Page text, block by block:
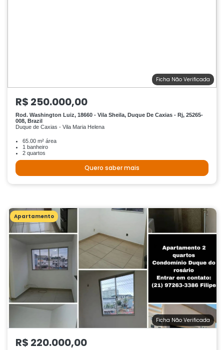
Ficha Não Verificada
R$ 250.000,00
Rod. Washington Luiz, 18660 - Vila Sheila, Duque De Caxias - Rj, 25265-
008, Brazil
Duque de Caxias - Vila Maria Helena
65.00 m² área
1 banheiro
2 quartos
Quero saber mais
Apartamento
Ficha Não Verificada
R$ 220.000,00